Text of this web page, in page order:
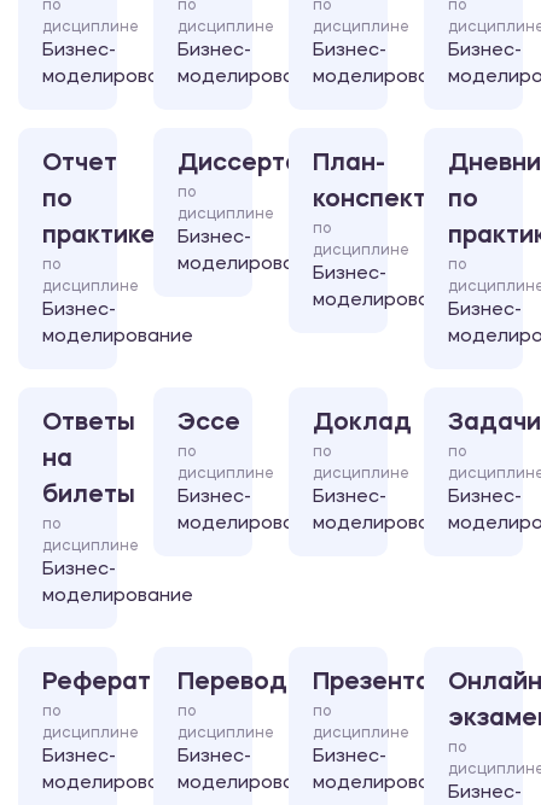
по
дисциплине
Бизнес-
моделирование
по
дисциплине
Бизнес-
моделирование
по
дисциплине
Бизнес-
моделирование
по
Бизнес-
Отчет
по
практике
по
дисциплине
Бизнес-
моделирование
Диссертация
по
дисциплине
Бизнес-
моделирование
План-
конспект
по
дисциплине
Бизнес-
моделирование
по
по
Бизнес-
Ответы
на
билеты
по
дисциплине
Бизнес-
моделирование
Эссе
по
дисциплине
Бизнес-
моделирование
Доклад
по
дисциплине
Бизнес-
моделирование
Задачи
по
Бизнес-
Реферат
по
дисциплине
Бизнес-
моделирование
Перевод
по
дисциплине
Бизнес-
моделирование
Презентация
по
дисциплине
Бизнес-
моделирование
по
Бизнес-